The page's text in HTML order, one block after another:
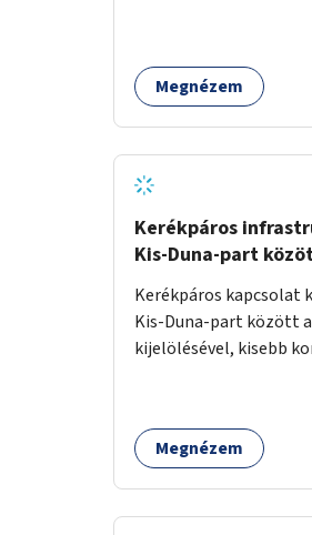
könnyen megtudhatja,
jógázni, bridzsezni,
könnyen elérhetővé
sport- és
már meglévő,
fenntartásán keresztül.
Megnézem
Kerékpáros
Kis-Duna-part
Kerékpáros kapcsolat
Kis-Duna-part között
kijelölésével, kisebb
Megnézem